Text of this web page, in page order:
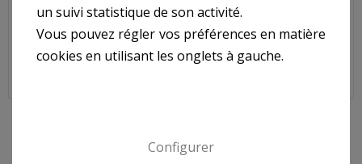
Pour filtre TRITON Jusque fin 2002 (jusque N° série
EP022882210, non inclu)
10 AUTRES PRODUITS DANS PENTAIR - TRITON
ANCIEN MODÈLE (JUSQUE FIN 2002)
un suivi statistique de son activité.
Vous pouvez régler vos préférences en matière
cookies en utilisant les onglets à gauche.
Configurer